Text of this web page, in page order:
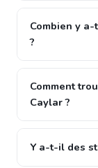
Combien y
?
Comment
Caylar ?
Y a-t-il des